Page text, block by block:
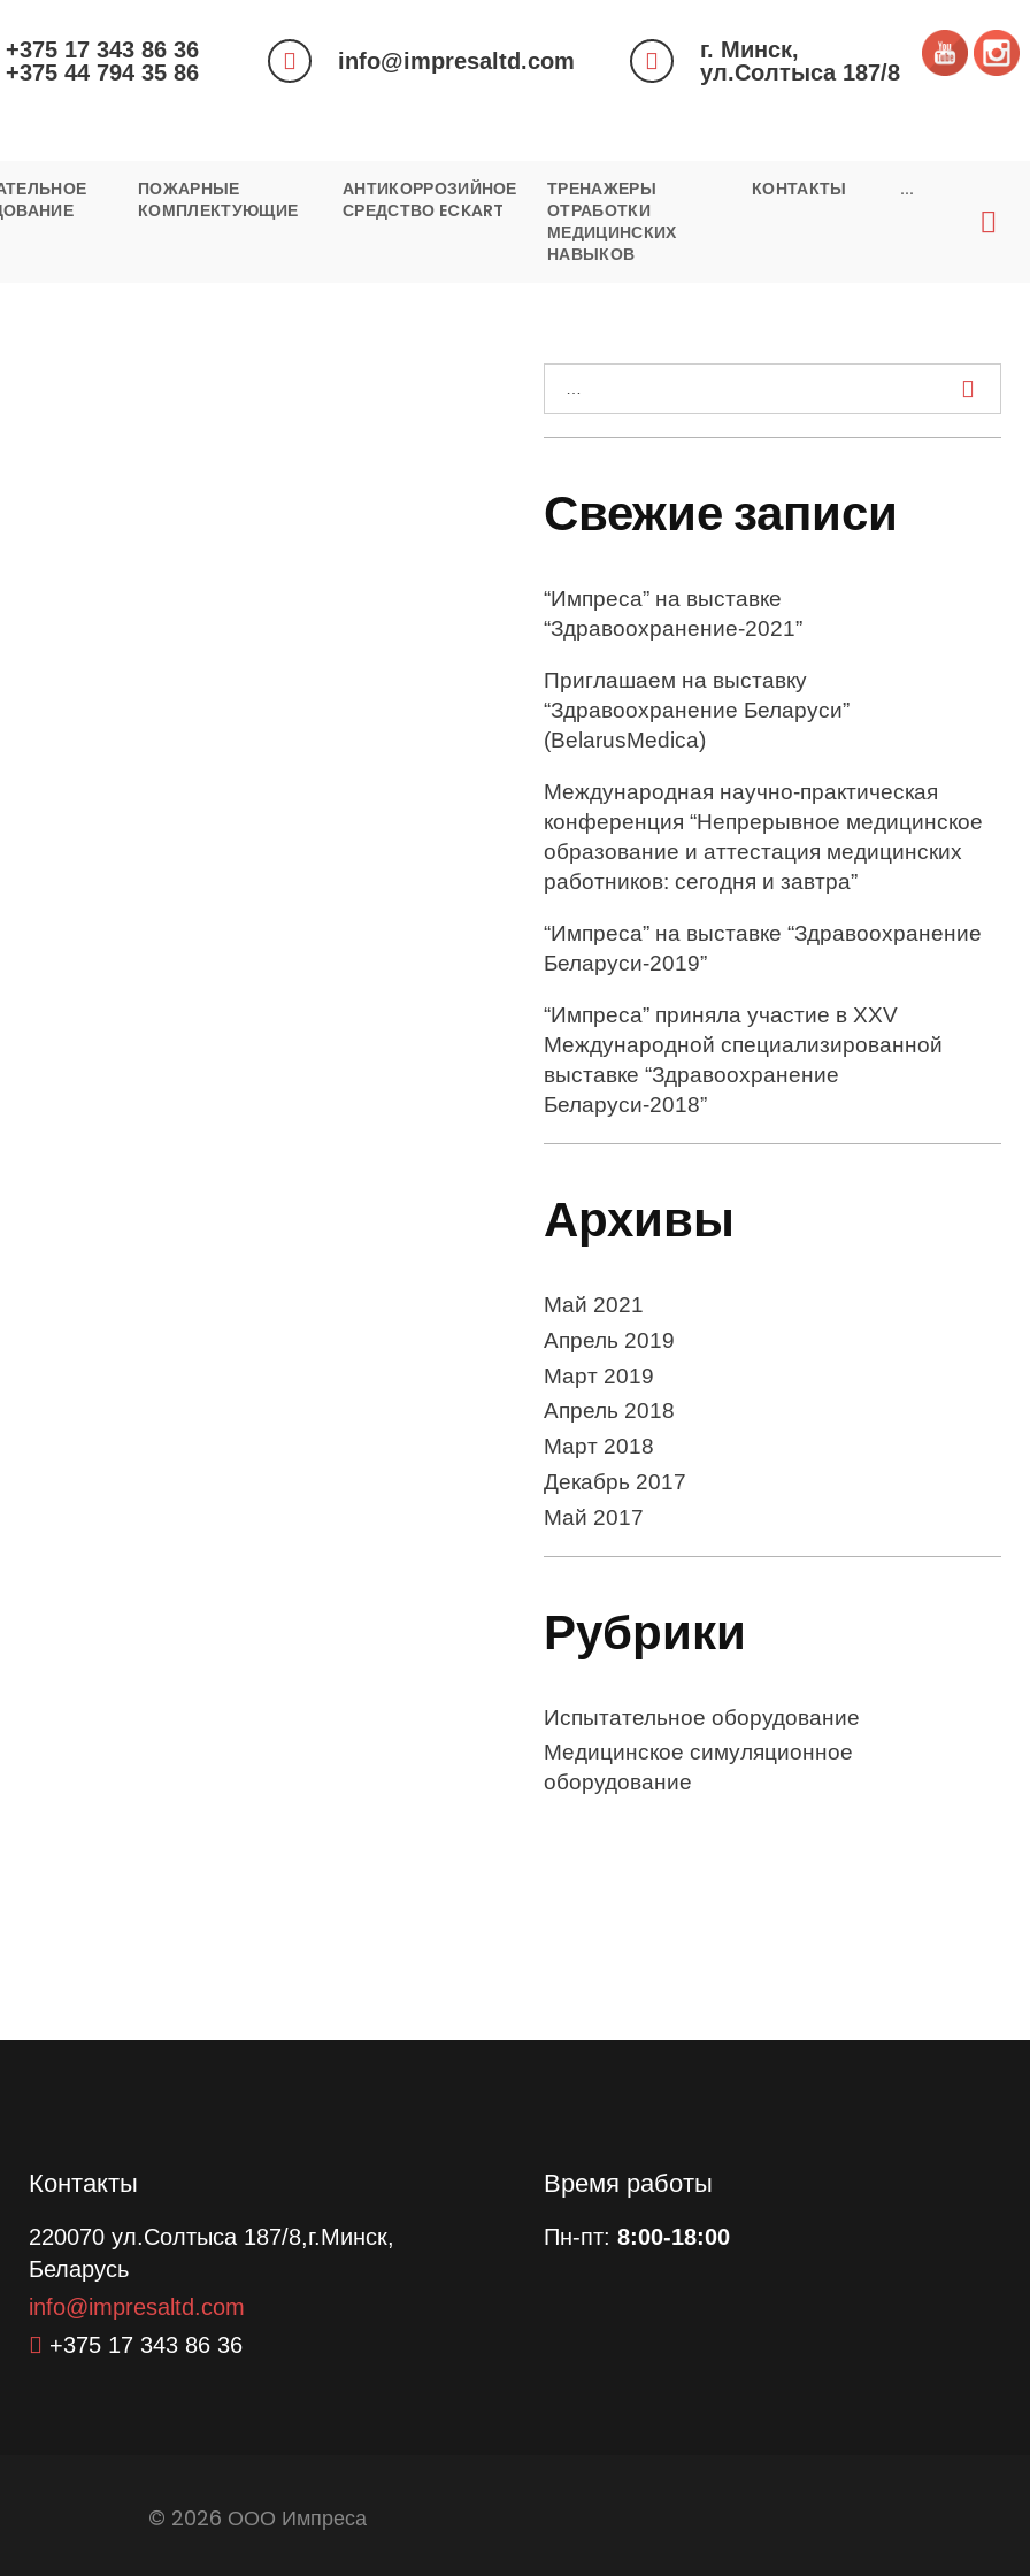
+375 17 343 86 36
+375 44 794 35 86
info@impresaltd.com
г. Минск,
ул.Солтыса 187/8
ПОЖАРНЫЕ
КОМПЛЕКТУЮЩИЕ
АНТИКОРРОЗИЙНОЕ
СРЕДСТВО ECKART
ТРЕНАЖЕРЫ
ОТРАБОТКИ
МЕДИЦИНСКИХ
НАВЫКОВ
КОНТАКТЫ ...
с
т
:
Свежие записи
“Импреса” на выставке
“Здравоохранение-2021”
Приглашаем на выставку
“Здравоохранение Беларуси”
(BelarusMedica)
Международная научно-практическая
конференция “Непрерывное медицинское
образование и аттестация медицинских
работников: сегодня и завтра”
“Импреса” на выставке “Здравоохранение
Беларуси-2019”
“Импреса” приняла участие в XXV
Международной специализированной
выставке “Здравоохранение
Беларуси-2018”
Архивы
Май 2021
Апрель 2019
Март 2019
Апрель 2018
Март 2018
Декабрь 2017
Май 2017
Рубрики
Испытательное оборудование
Медицинское симуляционное
оборудование
Контакты
220070 ул.Солтыса 187/8,г.Минск,
Беларусь
info@impresaltd.com
+375 17 343 86 36
Время работы
Пн-пт: 8:00-18:00
© 2026 ООО Импреса